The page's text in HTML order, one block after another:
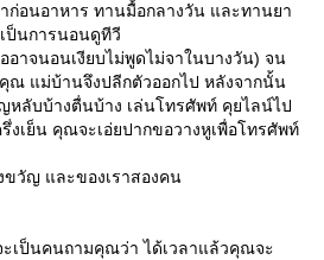
ก่อนอาหาร ทานมื้อกลางวัน และทานยา
ป็นการนอนดูทีวี
าจนอนเงียบไม่พูดไม่จาในบางวัน) จน
ณ แม่บ้านจึงปลีกตัวออกไป หลังจากนั้น
หลับบ้างตื่นบ้าง เล่นโทรศัพท์ คุยไลน์ไป
งเย็น คุณจะเอ่ยปากขอวางหูเพื่อโทรศัพท์
วัญ และของเราสองคน
เป็นคนถามคุณว่า ได้เวลาแล้วคุณจะ